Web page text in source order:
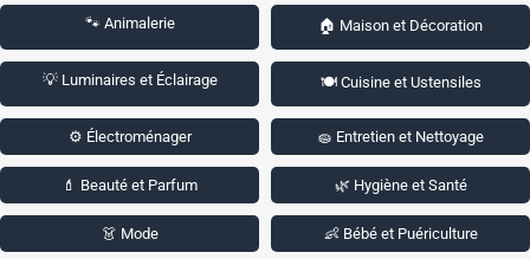
🐾 Animalerie 🏠 Maison et Décoration
💡 Luminaires et Éclairage 🍽️ Cuisine et Ustensiles
⚙️ Électroménager 🧽 Entretien et Nettoyage
💄 Beauté et Parfum 🌿 Hygiène et Santé
👗 Mode 👶 Bébé et Puériculture